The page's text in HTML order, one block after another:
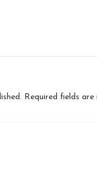
Required fields are